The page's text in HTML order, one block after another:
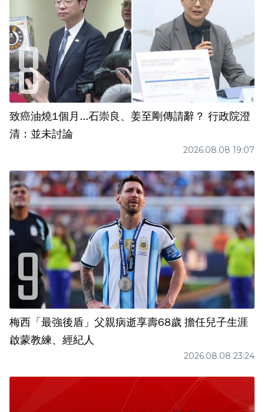
致癌油燒1個月...石崇良、姜至剛傳請辭？ 行政院澄
清：並未討論
2026.08.08 19:07
梅西「最強後盾」父親病逝享壽68歲 擔任兒子生涯
啟蒙教練、經紀人
2026.08.08 23:24